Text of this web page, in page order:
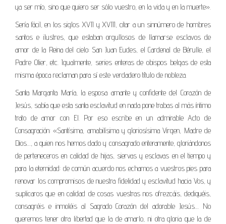
ya ser mío, sino que quiero ser sólo vuestro, en la vida y en la muerte».
Sería fácil, en los siglos XVII y XVIII, citar a un sinnúmero de hombres
santos e ilustres, que estaban orgullosos de llamarse esclavos de
amor de la Reina del cielo: San Juan Eudes, el Cardenal de Bérulle, el
Padre Olier, etc. Igualmente, series enteras de obispos belgas de esta
misma época reclaman para sí este verdadero título de nobleza.
Santa Margarita María, la esposa amante y confidente del Corazón de
Jesús, sabía que esta santa esclavitud en nada pone trabas al más íntimo
trato de amor con El. Por eso escribe en un admirable Acto de
Consagración: «Santísima, amabilísima y gloriosísima Virgen, Madre de
Dios…, a quien nos hemos dado y consagrado enteramente, gloriándonos
de perteneceros en calidad de hijas, siervas y esclavas en el tiempo y
para la eternidad: de común acuerdo nos echamos a vuestros pies para
renovar los compromisos de nuestra fidelidad y esclavitud hacia Vos, y
suplicaros que en calidad de cosas vuestras nos ofrezcáis, dediquéis,
consagréis e inmoléis al Sagrado Corazón del adorable Jesús… No
queremos tener otra libertad que la de amarlo, ni otra gloria que la de